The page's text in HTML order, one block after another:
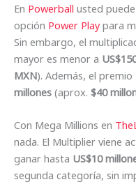
En Powerball usted
opción Power Playpara
Sin embargo, el
mayor es menor a
MXN). Además, el
millones (aprox. $40
Con Mega Millions en
nada. El Multiplier viene
ganar hasta US$10
segunda categoría, sin